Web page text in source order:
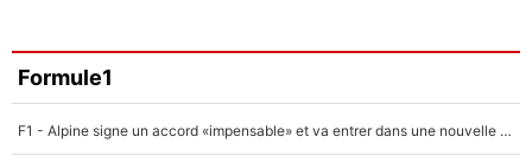
Formule1
F1 - Alpine signe un accord «impensable» et va entrer dans une nouvelle dimension : Grande nouvelle pour Pierre Gasly !